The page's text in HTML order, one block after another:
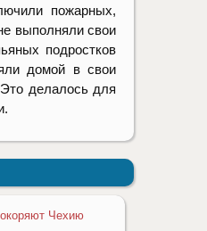
пожарных,
выполняли свои
подростков
домой в свои
делалось для
Чехию